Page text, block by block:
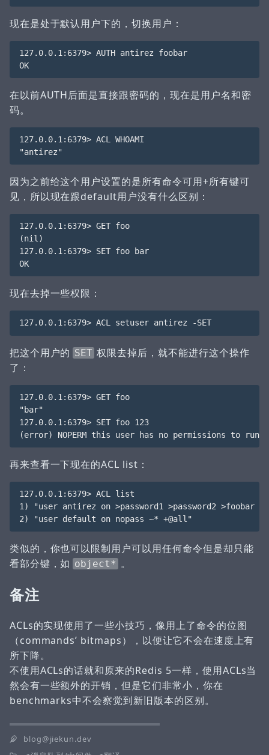
现在是处于默认用户下的，切换用户：
127.0.0.1:6379> AUTH antirez foobar
OK
在以前AUTH后面是直接跟密码的，现在是用户名和密
码。
127.0.0.1:6379> ACL WHOAMI
因为之前给这个用户设置的是所有命令可用+所有键可
见，所以现在跟default用户没有什么区别：
127.0.0.1:6379> GET foo
(nil)
127.0.0.1:6379> SET foo bar
OK
现在去掉一些权限：
127.0.0.1:6379> ACL setuser antirez -SET
把这个用户的 SET 权限去掉后，就不能进行这个操作
了：
127.0.0.1:6379> GET foo
"bar"
127.0.0.1:6379> SET foo 123
再来查看一下现在的ACL list：
127.0.0.1:6379> ACL list
1) "user antirez on >password1 >password2 >foobar
类似的，你也可以限制用户可以用任何命令但是却只能
看部分键，如 object* 。
备注
ACLs的实现使用了一些小技巧，像用上了命令的位图
（commands’ bitmaps），以便让它不会在速度上有
所下降。
不使用ACLs的话就和原来的Redis 5一样，使用ACLs当
然会有一些额外的开销，但是它们非常小，你在
benchmarks中不会察觉到新旧版本的区别。
blog@jiekun.dev